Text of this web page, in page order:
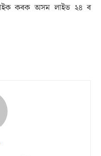
লাইক কৰক অসম লাইভ ২৪ ৰ